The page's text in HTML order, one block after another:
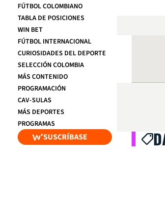
FÚTBOL COLOMBIANO
TABLA DE POSICIONES
WIN BET
FÚTBOL INTERNACIONAL
CURIOSIDADES DEL DEPORTE
SELECCIÓN COLOMBIA
MÁS CONTENIDO
PROGRAMACIÓN
CAV-SULAS
MÁS DEPORTES
PROGRAMAS
SUSCRÍBASE